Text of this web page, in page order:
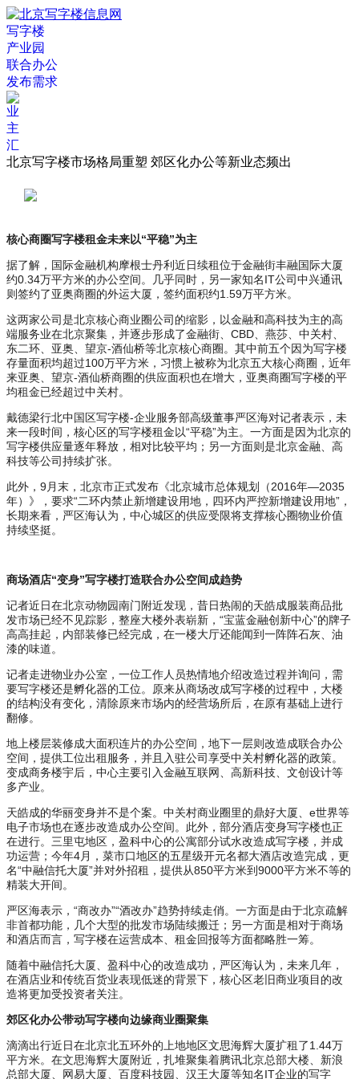
写字楼
产业园
联合办公
发布需求
北京写字楼市场格局重塑 郊区化办公等新业态频出
核心商圈写字楼租金未来以“平稳”为主
据了解，国际金融机构摩根士丹利近日续租位于金融街丰融国际大厦
约0.34万平方米的办公空间。几乎同时，另一家知名IT公司中兴通讯
则签约了亚奥商圈的外运大厦，签约面积约1.59万平方米。
这两家公司是北京核心商业圈公司的缩影，以金融和高科技为主的高
端服务业在北京聚集，并逐步形成了金融街、CBD、燕莎、中关村、
东二环、亚奥、望京-酒仙桥等北京核心商圈。其中前五个因为写字楼
存量面积均超过100万平方米，习惯上被称为北京五大核心商圈，近年
来亚奥、望京-酒仙桥商圈的供应面积也在增大，亚奥商圈写字楼的平
均租金已经超过中关村。
戴德梁行北中国区写字楼-企业服务部高级董事严区海对记者表示，未
来一段时间，核心区的写字楼租金以“平稳”为主。一方面是因为北京的
写字楼供应量逐年释放，相对比较平均；另一方面则是北京金融、高
科技等公司持续扩张。
此外，9月末，北京市正式发布《北京城市总体规划（2016年—2035
年）》，要求“二环内禁止新增建设用地，四环内严控新增建设用地”，
长期来看，严区海认为，中心城区的供应受限将支撑核心圈物业价值
持续坚挺。
商场酒店“变身”写字楼打造联合办公空间成趋势
记者近日在北京动物园南门附近发现，昔日热闹的天皓成服装商品批
发市场已经不见踪影，整座大楼外表崭新，“宝蓝金融创新中心”的牌子
高高挂起，内部装修已经完成，在一楼大厅还能闻到一阵阵石灰、油
漆的味道。
记者走进物业办公室，一位工作人员热情地介绍改造过程并询问，需
要写字楼还是孵化器的工位。原来从商场改成写字楼的过程中，大楼
的结构没有变化，清除原来市场内的经营场所后，在原有基础上进行
翻修。
地上楼层装修成大面积连片的办公空间，地下一层则改造成联合办公
空间，提供工位出租服务，并且入驻公司享受中关村孵化器的政策。
变成商务楼宇后，中心主要引入金融互联网、高新科技、文创设计等
多产业。
天皓成的华丽变身并不是个案。中关村商业圈里的鼎好大厦、e世界等
电子市场也在逐步改造成办公空间。此外，部分酒店变身写字楼也正
在进行。三里屯地区，盈科中心的公寓部分试水改造成写字楼，并成
功运营；今年4月，菜市口地区的五星级开元名都大酒店改造完成，更
名“中融信托大厦”并对外招租，提供从850平方米到9000平方米不等的
精装大开间。
严区海表示，“商改办”“酒改办”趋势持续走俏。一方面是由于北京疏解
非首都功能，几个大型的批发市场陆续搬迁；另一方面是相对于商场
和酒店而言，写字楼在运营成本、租金回报等方面都略胜一筹。
随着中融信托大厦、盈科中心的改造成功，严区海认为，未来几年，
在酒店业和传统百货业表现低迷的背景下，核心区老旧商业项目的改
造将更加受投资者关注。
郊区化办公带动写字楼向边缘商业圈聚集
滴滴出行近日在北京北五环外的上地地区文思海辉大厦扩租了1.44万
平方米。在文思海辉大厦附近，扎堆聚集着腾讯北京总部大楼、新浪
总部大厦、网易大厦、百度科技园、汉王大厦等知名IT企业的写字